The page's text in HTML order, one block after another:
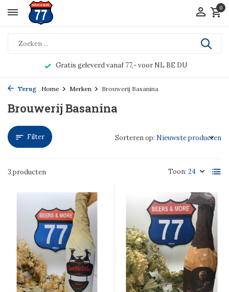
0
Gratis geleverd vanaf 77,- voor NL BE DU
Terug Home Merken Brouwerij Basanina
Brouwerij Basanina
Filter
3 producten Toon:
Sorteren op: